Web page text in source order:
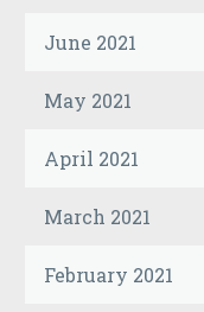
June 2021
May 2021
April 2021
March 2021
February 2021